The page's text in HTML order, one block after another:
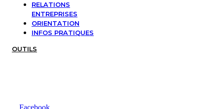
RELATIONS
ENTREPRISES
ORIENTATION
INFOS PRATIQUES
OUTILS